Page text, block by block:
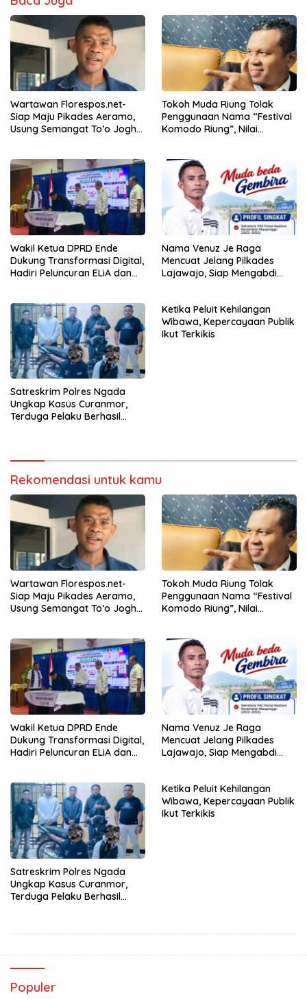
Wartawan Florespos.net-
Siap Maju Pikades Aeramo,
Usung Semangat To’o Jogho
Tokoh Muda Riung Tolak
Penggunaan Nama “Festival
Komodo Riung”, Nilai
Wakil Ketua DPRD Ende
Dukung Transformasi Digital,
Hadiri Peluncuran ELiA dan
Nama Venuz Je Raga
Mencuat Jelang Pilkades
Lajawajo, Siap Mengabdi
Satreskrim Polres Ngada
Ungkap Kasus Curanmor,
Terduga Pelaku Berhasil
Ketika Peluit Kehilangan
Wibawa, Kepercayaan Publik
Ikut Terkikis
Rekomendasi untuk kamu
Wartawan Florespos.net-
Siap Maju Pikades Aeramo,
Usung Semangat To’o Jogho
Tokoh Muda Riung Tolak
Penggunaan Nama “Festival
Komodo Riung”, Nilai
Wakil Ketua DPRD Ende
Dukung Transformasi Digital,
Hadiri Peluncuran ELiA dan
Nama Venuz Je Raga
Mencuat Jelang Pilkades
Lajawajo, Siap Mengabdi
Satreskrim Polres Ngada
Ungkap Kasus Curanmor,
Terduga Pelaku Berhasil
Ketika Peluit Kehilangan
Wibawa, Kepercayaan Publik
Ikut Terkikis
Populer